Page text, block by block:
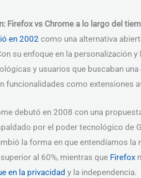
Firefox vs Chrome a lo largo del
en 2002 como una alternativa
su enfoque en la personalización
y usuarios que buscaban
funcionalidades como extensiones
debutó en 2008 con una
por el poder tecnológico de
la forma en que entendíamos la
al 60%, mientras que Firefox
en la privacidad y la independencia.